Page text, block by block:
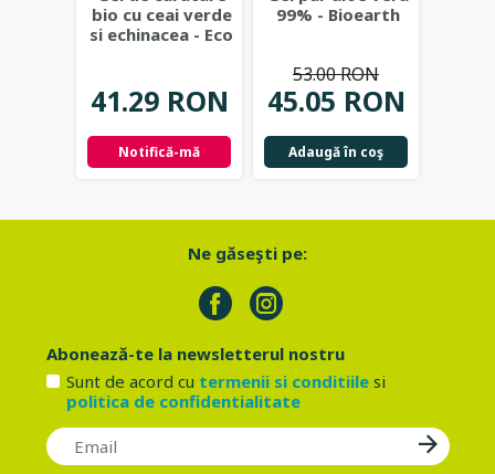
bio cu ceai verde
si echinacea - Eco
41.29 RON
Notifică-mă
99% - Bioearth
45.05 RON
53.00 RON
Adaugă în coş
Ne găseşti pe:
Abonează-te la newsletterul nostru
Sunt de acord cu termenii si conditiilesi
politica de confidentialitate